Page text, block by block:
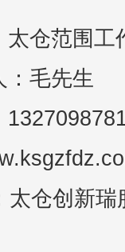
太仓范围工
：毛先生
太仓创新瑞